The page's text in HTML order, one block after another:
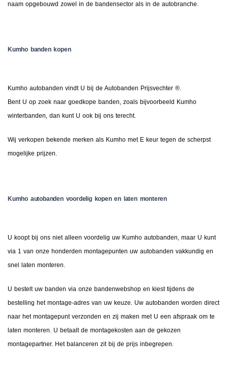
naam opgebouwd zowel in de bandensector als in de autobranche.
Kumho banden kopen
Kumho autobanden vindt U bij de Autobanden Prijsvechter ®.
Bent U op zoek naar goedkope banden, zoals bijvoorbeeld Kumho
winterbanden, dan kunt U ook bij ons terecht.
Wij verkopen bekende merken als Kumho met E keur tegen de scherpst
mogelijke prijzen.
Kumho autobanden voordelig kopen en laten monteren
U koopt bij ons niet alleen voordelig uw Kumho autobanden, maar U kunt
via 1 van onze honderden montagepunten uw autobanden vakkundig en
snel laten monteren.
U bestelt uw banden via onze bandenwebshop en kiest tijdens de
bestelling het montage-adres van uw keuze. Uw autobanden worden direct
naar het montagepunt verzonden en zij maken met U een afspraak om te
laten monteren. U betaalt de montagekosten aan de gekozen
montagepartner. Het balanceren zit bij de prijs inbegrepen.